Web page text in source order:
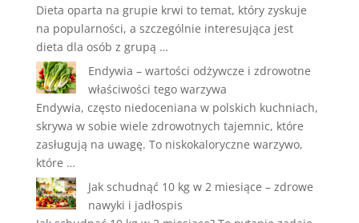
Dieta oparta na grupie krwi to temat, który zyskuje
na popularności, a szczególnie interesująca jest
dieta dla osób z grupą …
Endywia – wartości odżywcze i zdrowotne
właściwości tego warzywa
Endywia, często niedoceniana w polskich kuchniach,
skrywa w sobie wiele zdrowotnych tajemnic, które
zasługują na uwagę. To niskokaloryczne warzywo,
które …
Jak schudnąć 10 kg w 2 miesiące – zdrowe
nawyki i jadłospis